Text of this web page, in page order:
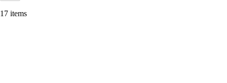
17 items